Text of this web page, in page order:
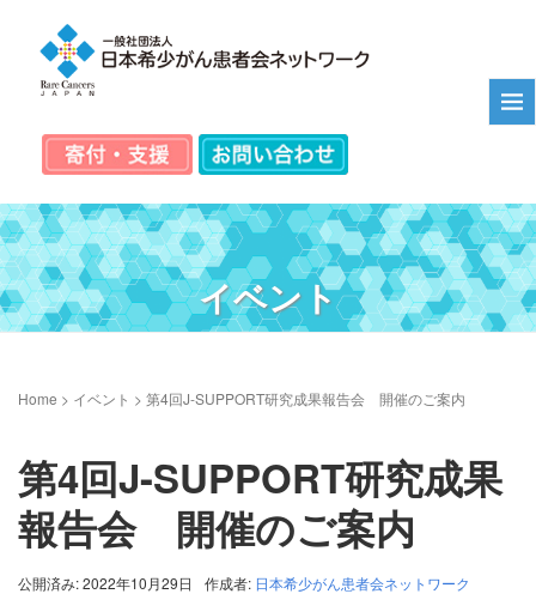
イベント
Home > イベント > 第4回J-SUPPORT研究成果報告会 開催のご案内
第4回J-SUPPORT研究成果
報告会 開催のご案内
公開済み: 2022年10月29日 作成者: 日本希少がん患者会ネットワーク